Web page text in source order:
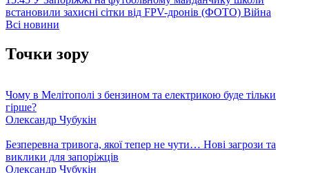
встановили захисні сітки від FPV-дронів (ФОТО) Війна
Всі новини
Точки зору
Чому в Мелітополі з бензином та електрикою буде тільки
гірше?
Олександр Чубукін
Безперевна тривога, якої тепер не чути… Нові загрози та
виклики для запоріжців
Олександр Чубукін